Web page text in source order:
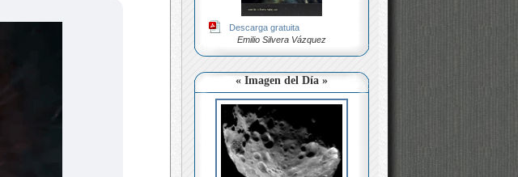
Descarga gratuita
Emilio Silvera Vázquez
« Imagen del Día »